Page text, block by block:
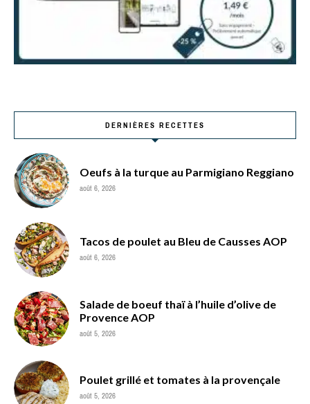
DERNIÈRES RECETTES
Oeufs à la turque au Parmigiano Reggiano
août 6, 2026
Tacos de poulet au Bleu de Causses AOP
août 6, 2026
Salade de boeuf thaï à l’huile d’olive de
Provence AOP
août 5, 2026
Poulet grillé et tomates à la provençale
août 5, 2026